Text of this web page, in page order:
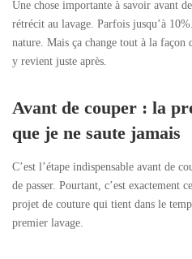
Une chose importante à savoir avant
rétrécit au lavage. Parfois jusqu’à
nature. Mais ça change tout à la façon
y revient juste après.
Avant de couper : la
que je ne saute jamais
C’est l’étape indispensable avant de
de passer. Pourtant, c’est
projet de couture qui tient dans le
premier lavage.